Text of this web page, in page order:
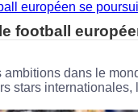
football
ambitions dans le
stars internationales,